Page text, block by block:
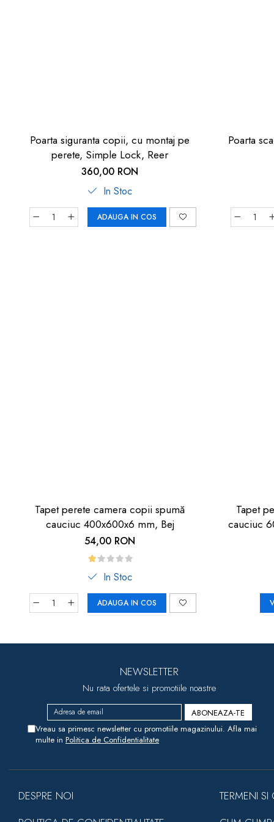
Poarta siguranta copii, cu montaj pe
perete, Simple Lock, Reer
360,00 RON
In Stoc
ADAUGA IN COS
Poarta
Tapet perete camera copii spumă
cauciuc 400x600x6 mm, Bej
54,00 RON
In Stoc
ADAUGA IN COS
Tapet
cauciuc
NEWSLETTER
Nu rata ofertele si promotiile noastre
Vreau sa primesc newsletter cu promotiile magazinului. Afla mai
multe in Politica de Confidentialitate
DESPRE NOI
TERMENI SI